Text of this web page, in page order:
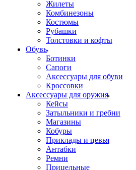
Жилеты
Комбинезоны
Костюмы
Рубашки
Толстовки и кофты
Обувь
Ботинки
Сапоги
Аксессуары для обуви
Кроссовки
Аксессуары для оружия
Кейсы
Затыльники и гребни
Магазины
Кобуры
Приклады и цевья
Антабки
Ремни
Прицельные